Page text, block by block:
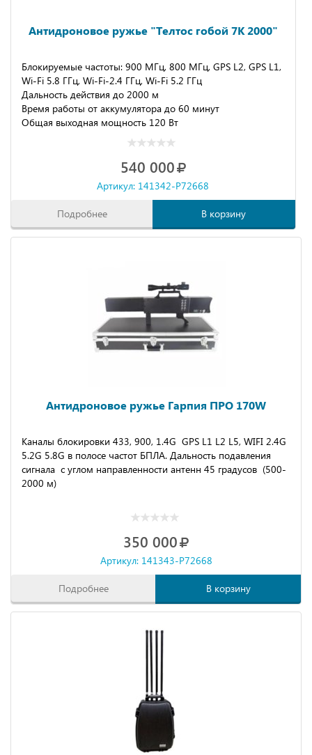
Антидроновое ружье "Телтос гобой 7К 2000"
Блокируемые частоты: 900 МГц, 800 МГц, GPS L2, GPS L1,
Wi-Fi 5.8 ГГц, Wi-Fi-2.4 ГГц, Wi-Fi 5.2 ГГц
Дальность действия до 2000 м
Время работы от аккумулятора до 60 минут
Общая выходная мощность 120 Вт
540 000
Артикул: 141342-P72668
Подробнее В корзину
Антидроновое ружье Гарпия ПРО 170W
Каналы блокировки 433, 900, 1.4G GPS L1 L2 L5, WIFI 2.4G
5.2G 5.8G в полосе частот БПЛА. Дальность подавления
сигнала с углом направленности антенн 45 градусов (500-
2000 м)
350 000
Артикул: 141343-P72668
Подробнее В корзину